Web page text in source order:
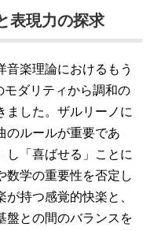
表現力の探求
音楽理論におけるもう
モダリティから調和の
ました。ザルリーノに
のルールが重要であ
し「喜ばせる」ことに
数学の重要性を否定し
持つ感覚的快楽と、
盤との間のバランスを